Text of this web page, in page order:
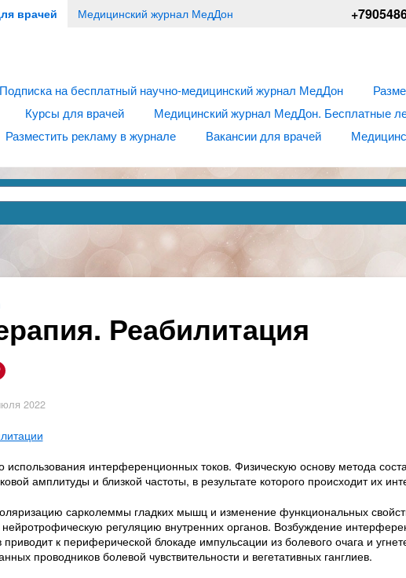
врачей Медицинский журнал МедДон
Подписка на бесплатный научно-медицинский журнал МедДон
Курсы для врачей
Медицинский журнал МедДон. Бесплатные
Разместить рекламу в журнале
Вакансии для врачей
Реабилитация
2022
использования интерфе­ренционных токов. Физическую основу метода
амплитуды и близкой частоты, в результате которого происходит их
сарколеммы гладких мышц и изменение функциональных
регуляцию внут­ренних органов. Возбуждение
к периферической блокаде импульсации из болевого очага и
проводников болевой чувствительности и вегетативных ганглиев.